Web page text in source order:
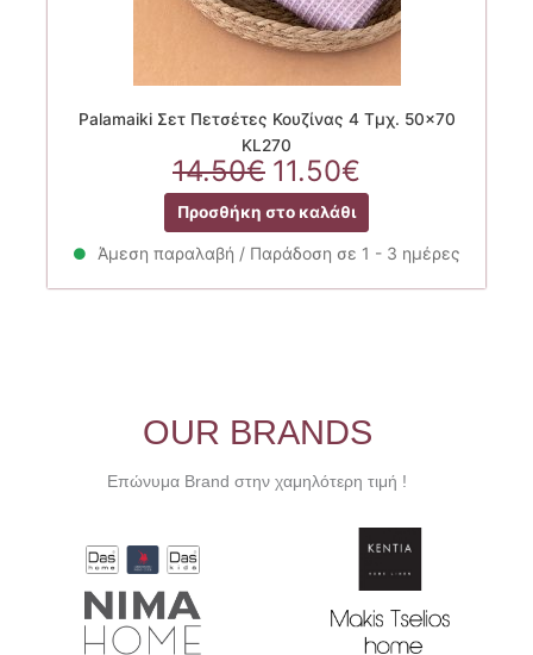
Palamaiki Σετ Πετσέτες Κουζίνας 4 Τμχ. 50×70
KL270
14.50€ Original
price
was:
14.50€.
11.50€
τρέχουσα
τιμή
είναι:
11.50€.
Προσθήκη στο καλάθι
Άμεση παραλαβή / Παράδοση σε 1 - 3 ημέρες
OUR BRANDS
Επώνυμα Brand στην χαμηλότερη τιμή !